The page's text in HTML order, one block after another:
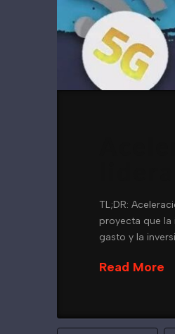
TL;DR:
proyecta que la
gasto y la
Read More